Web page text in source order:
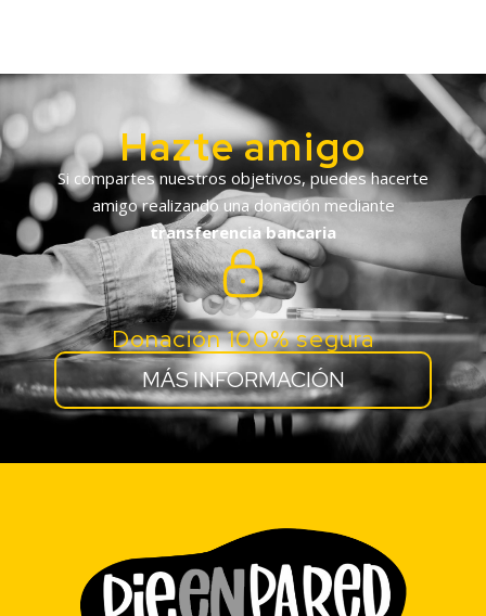
Hazte amigo
Si compartes nuestros objetivos, puedes hacerte
amigo realizando una donación mediante
transferencia bancaria
Donación 100% segura
MÁS INFORMACIÓN